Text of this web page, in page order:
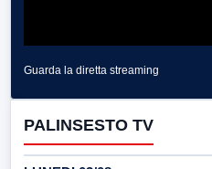
Guarda la diretta streaming
PALINSESTO TV